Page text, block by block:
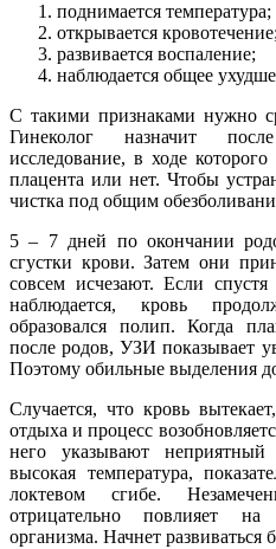
поднимается температура;
открывается
развивается воспаление;
наблюдается общее
С такими признаками нужно
Гинеколог назначит
исследование, в ходе
плацента или нет. Чтобы
чистка под общим
5 – 7 дней по окончании
сгустки крови. Затем они
совсем исчезают. Если
наблюдается, кровь
образовался полип. Когда
после родов, УЗИ показывает
Поэтому обильные выделения
Случается, что кровь
отдыха и процесс
него указывают
высокая температура,
локтевом сгибе.
отрицательно повлияет
организма. Начнет развиваться